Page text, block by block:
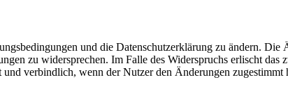
und die Datenschutzerklärung zu ändern.
zu widersprechen. Im Falle des Widerspruchs erlischt
verbindlich, wenn der Nutzer den Änderungen zugestimmt